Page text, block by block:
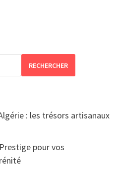
RECHERCHER
: les trésors artisanaux
pour vos